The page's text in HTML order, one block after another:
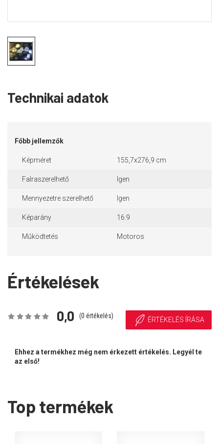
Technikai adatok
Főbb jellemzők
Képméret 155,7x276,9 cm
Falraszerelhető Igen
Mennyezetre szerelhető Igen
Képarány 16:9
Működtetés Motoros
Értékelések
0,0 (0 értékelés) ÉRTÉKELÉS ÍRÁSA
Ehhez a termékhez még nem érkezett értékelés. Legyél te
az első!
Top termékek